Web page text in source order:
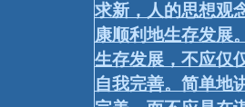
求新，人的思想观
康顺利地生存发展
生存发展，不应仅
自我完善。简单地